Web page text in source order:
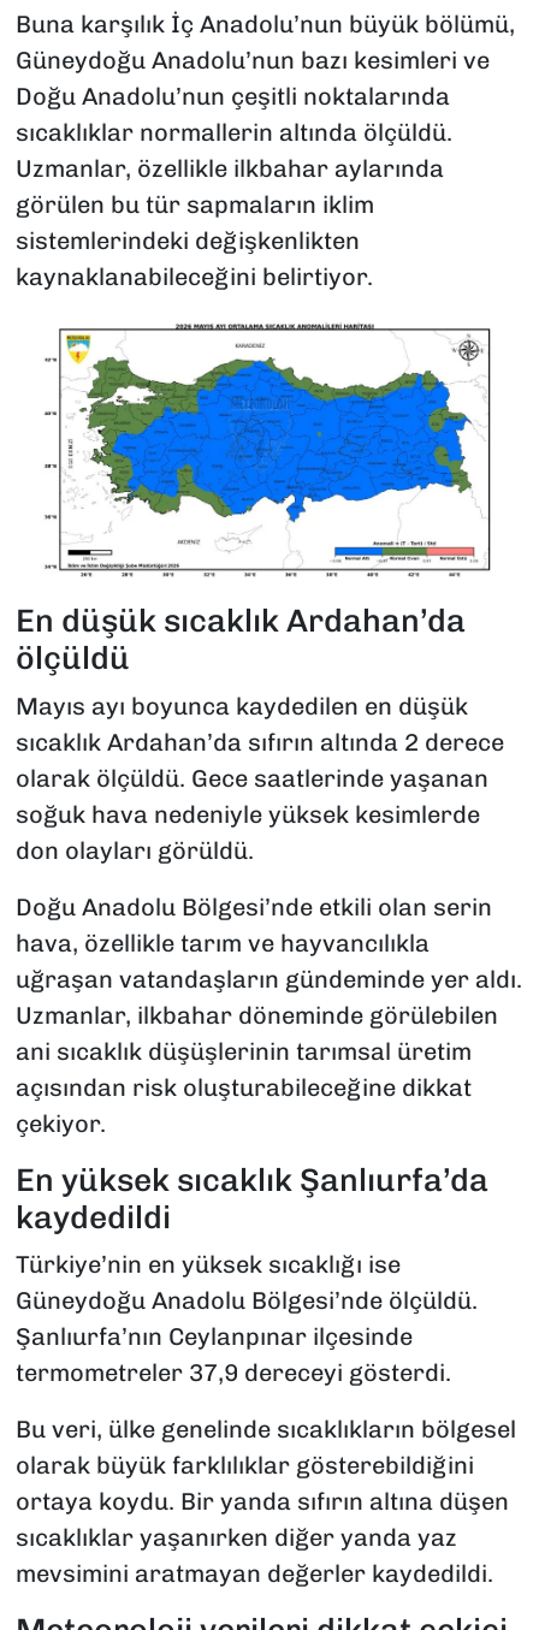
Buna karşılık İç Anadolu’nun büyük bölümü,
Güneydoğu Anadolu’nun bazı kesimleri ve
Doğu Anadolu’nun çeşitli noktalarında
sıcaklıklar normallerin altında ölçüldü.
Uzmanlar, özellikle ilkbahar aylarında
görülen bu tür sapmaların iklim
sistemlerindeki değişkenlikten
kaynaklanabileceğini belirtiyor.
En düşük sıcaklık Ardahan’da
ölçüldü
Mayıs ayı boyunca kaydedilen en düşük
sıcaklık Ardahan’da sıfırın altında 2 derece
olarak ölçüldü. Gece saatlerinde yaşanan
soğuk hava nedeniyle yüksek kesimlerde
don olayları görüldü.
Doğu Anadolu Bölgesi’nde etkili olan serin
hava, özellikle tarım ve hayvancılıkla
uğraşan vatandaşların gündeminde yer aldı.
Uzmanlar, ilkbahar döneminde görülebilen
ani sıcaklık düşüşlerinin tarımsal üretim
açısından risk oluşturabileceğine dikkat
çekiyor.
En yüksek sıcaklık Şanlıurfa’da
kaydedildi
Türkiye’nin en yüksek sıcaklığı ise
Güneydoğu Anadolu Bölgesi’nde ölçüldü.
Şanlıurfa’nın Ceylanpınar ilçesinde
termometreler 37,9 dereceyi gösterdi.
Bu veri, ülke genelinde sıcaklıkların bölgesel
olarak büyük farklılıklar gösterebildiğini
ortaya koydu. Bir yanda sıfırın altına düşen
sıcaklıklar yaşanırken diğer yanda yaz
mevsimini aratmayan değerler kaydedildi.